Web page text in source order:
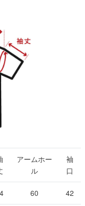
アームホー
ル
袖
口
60 42